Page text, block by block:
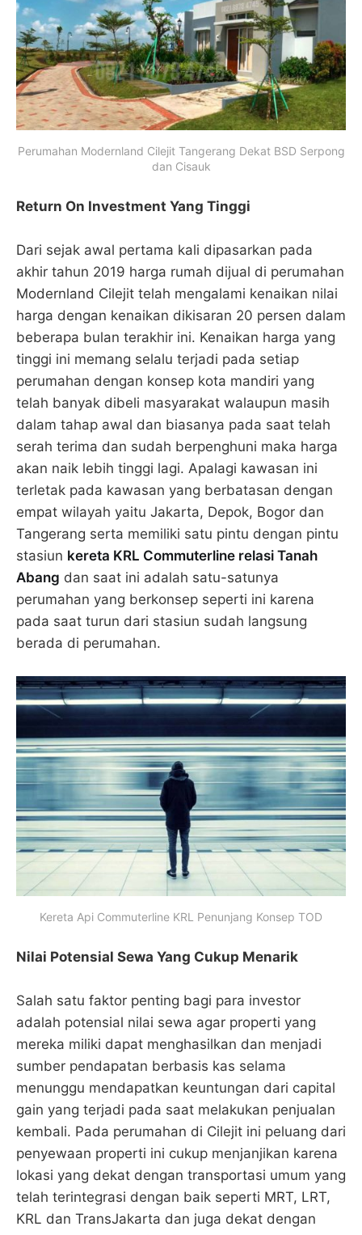
Perumahan Modernland Cilejit Tangerang Dekat BSD Serpong
dan Cisauk
Return On Investment Yang Tinggi
Dari sejak awal pertama kali dipasarkan pada
akhir tahun 2019 harga rumah dijual di perumahan
Modernland Cilejit telah mengalami kenaikan nilai
harga dengan kenaikan dikisaran 20 persen dalam
beberapa bulan terakhir ini. Kenaikan harga yang
tinggi ini memang selalu terjadi pada setiap
perumahan dengan konsep kota mandiri yang
telah banyak dibeli masyarakat walaupun masih
dalam tahap awal dan biasanya pada saat telah
serah terima dan sudah berpenghuni maka harga
akan naik lebih tinggi lagi. Apalagi kawasan ini
terletak pada kawasan yang berbatasan dengan
empat wilayah yaitu Jakarta, Depok, Bogor dan
Tangerang serta memiliki satu pintu dengan pintu
stasiun kereta KRL Commuterline relasi Tanah
Abang dan saat ini adalah satu-satunya
perumahan yang berkonsep seperti ini karena
pada saat turun dari stasiun sudah langsung
berada di perumahan.
Kereta Api Commuterline KRL Penunjang Konsep TOD
Nilai Potensial Sewa Yang Cukup Menarik
Salah satu faktor penting bagi para investor
adalah potensial nilai sewa agar properti yang
mereka miliki dapat menghasilkan dan menjadi
sumber pendapatan berbasis kas selama
menunggu mendapatkan keuntungan dari capital
gain yang terjadi pada saat melakukan penjualan
kembali. Pada perumahan di Cilejit ini peluang dari
penyewaan properti ini cukup menjanjikan karena
lokasi yang dekat dengan transportasi umum yang
telah terintegrasi dengan baik seperti MRT, LRT,
KRL dan TransJakarta dan juga dekat dengan